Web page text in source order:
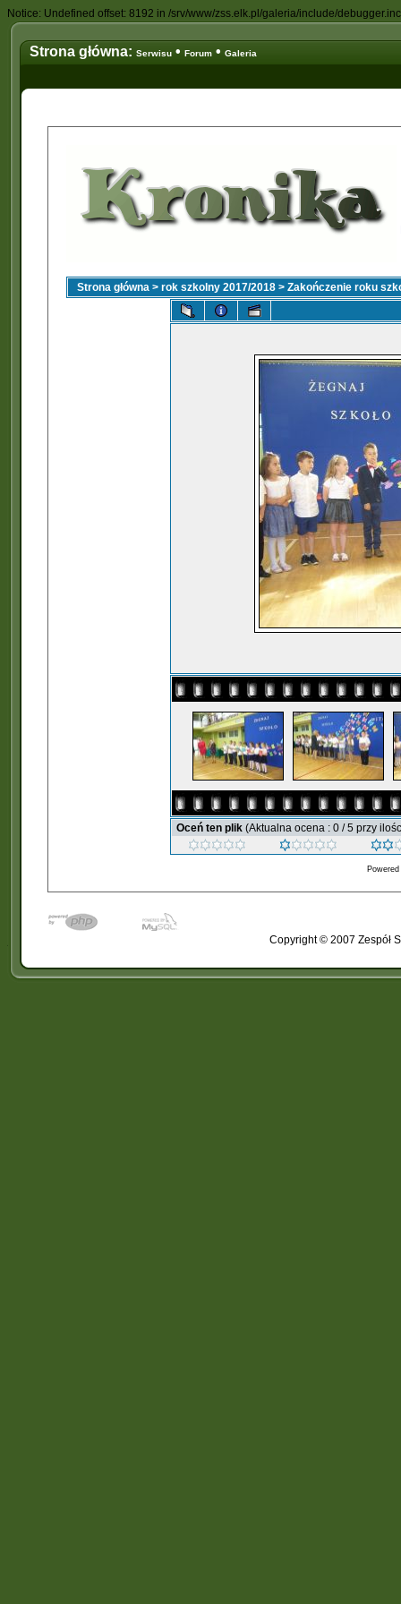
Notice: Undefined offset: 8192 in /srv/www/zss.elk.pl/galeria/include/
Strona główna: Serwisu • Forum • Galeria
Strona główna > rok szkolny 2017/2018 > Zakończenie roku
Oceń ten plik (Aktualna ocena : 0 / 5 przy
Copyright © 2007 Zespół